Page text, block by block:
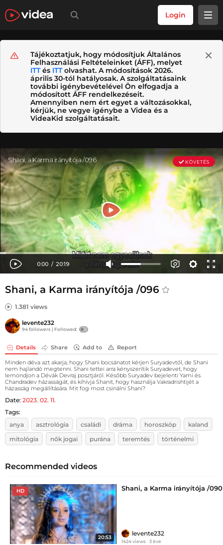
Login
Tájékoztatjuk, hogy módosítjuk Általános
Felhasználási Feltételeinket (ÁFF), melyet
ITTés ITTolvashat. A módosítások 2026.
április 30-tól hatályosak. A szolgáltatásaink
további igénybevételével Ön elfogadja a
módosított ÁFF rendelkezéseit.
Amennyiben nem ért egyet a változásokkal,
kérjük, ne vegye igénybe a Videa és a
VideaKid szolgáltatásait.
Shani, a Karma irányítója /096
1.381 views
levente232
94 followers | Followed:
Details Share Add to Report
Minden déva azt akarja, hogy Shani bocsánatot kérjen Suryadevtől, de Shani
nem hajlandó megtenni. Shani tettei arra kényszerítik Suryadevet, hogy
lemondjon a Dévák Devraj posztjáról. Később Suryadev bejelenti Yami és
Chandradev házasságát, és kihívja Shanit, hogy használja Vakradrishtijét a
házasság megállítására. Mit fog most csinálni Shani?
Date: 2023. 02. 11.
Tags:
anya
asztrológia családi dráma horoszkóp
kaland
mitológia
nők jogai purána teremtés történelmi
Recommended videos
HD
20:53
Shani, a Karma irányítója /090
levente232
1424 views 3 éve